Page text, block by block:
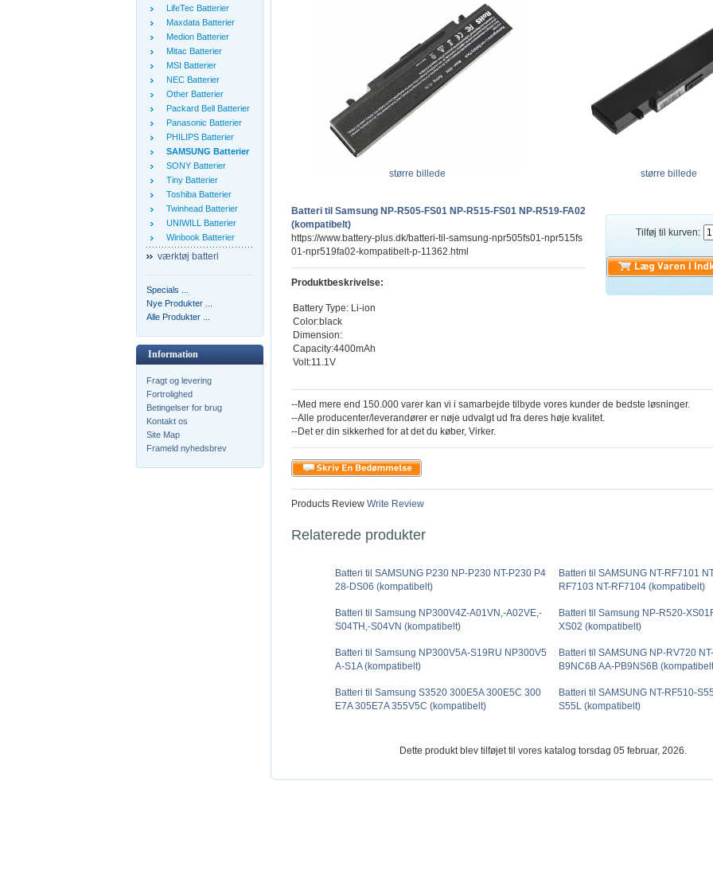
LifeTec Batterier
Maxdata Batterier
Medion Batterier
Mitac Batterier
MSI Batterier
NEC Batterier
Other Batterier
Packard Bell Batterier
Panasonic Batterier
PHILIPS Batterier
SAMSUNG Batterier
SONY Batterier
Tiny Batterier
Toshiba Batterier
Twinhead Batterier
UNIWILL Batterier
Winbook Batterier
værktøj batteri
Specials ...
Nye Produkter ...
Alle Produkter ...
Information
Fragt og levering
Fortrolighed
Betingelser for brug
Kontakt os
Site Map
Frameld nyhedsbrev
større billede større billede
Tilføj til kurven:
Batteri til Samsung NP-R505-FS01 NP-R515-FS01 NP-R519-FA02
(kompatibelt)
https://www.battery-plus.dk/batteri-til-samsung-npr505fs01-npr515fs
01-npr519fa02-kompatibelt-p-11362.html
Produktbeskrivelse:
Battery Type: Li-ion
Color:black
Dimension:
Capacity:4400mAh
Volt:11.1V
--Med mere end 150.000 varer kan vi i samarbejde tilbyde vores kunder de bedste løsninger.
--Alle producenter/leverandører er nøje udvalgt ud fra deres høje kvalitet.
--Det er din sikkerhed for at det du køber, Virker.
Products Review Write Review
Relaterede produkter
Batteri til SAMSUNG P230 NP-P230 NT-P230 P4
28-DS06 (kompatibelt)
Batteri til SAMSUNG NT-RF7101
RF7103 NT-RF7104 (kompatibelt)
Batteri til Samsung NP300V4Z-A01VN,-A02VE,-
S04TH,-S04VN (kompatibelt)
Batteri til Samsung NP-R520-
XS02 (kompatibelt)
Batteri til Samsung NP300V5A-S19RU NP300V5
A-S1A (kompatibelt)
Batteri til SAMSUNG NP-RV720
B9NC6B AA-PB9NS6B
Batteri til Samsung S3520 300E5A 300E5C 300
E7A 305E7A 355V5C (kompatibelt)
Batteri til SAMSUNG NT-RF510-
S55L (kompatibelt)
Dette produkt blev tilføjet til vores katalog torsdag 05 februar, 2026.